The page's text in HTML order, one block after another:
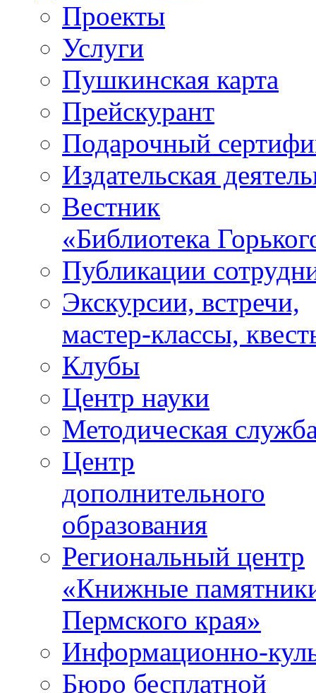
Проекты
Услуги
Пушкинская карта
Прейскурант
Подарочный
Издательская
Вестник
«Библиотека
Публикации
Экскурсии, встречи,
мастер-классы,
Клубы
Центр науки
Методическая
Центр
дополнительного
образования
Региональный центр
«Книжные
Пермского края»
Информационно-
Бюро бесплатной